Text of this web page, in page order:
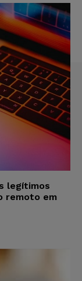
legítimos
remoto em